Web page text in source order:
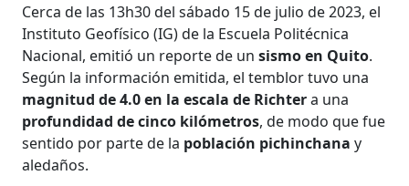
Cerca de las 13h30 del sábado 15 de julio de 2023, el
Instituto Geofísico (IG) de la Escuela Politécnica
Nacional, emitió un reporte de unsismo en Quito.
Según la información emitida, el temblor tuvo una
magnitud de 4.0 en la escala de Richtera una
profundidad de cinco kilómetros, de modo que fue
sentido por parte de la población pichinchanay
aledaños.